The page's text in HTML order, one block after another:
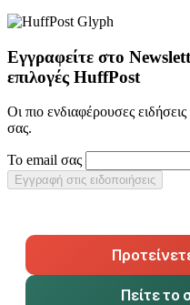
Εγγραφείτε στο
επιλογές HuffPost
Οι πιο ενδιαφέρουσες
σας.
Το email σας
Εγγραφή στις ειδοποιήσεις
Πείτε το